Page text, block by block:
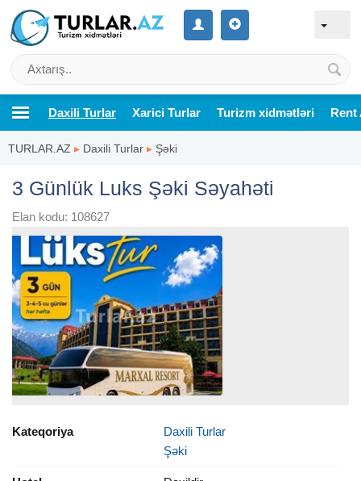
Daxili Turlar Xarici Turlar Turizm xidmətləri Rent
TURLAR.AZ ▸ Daxili Turlar ▸ Şəki
3 Günlük Luks Şəki Səyahəti
Elan kodu: 108627
Kateqoriya
Daxili Turlar
Şəki